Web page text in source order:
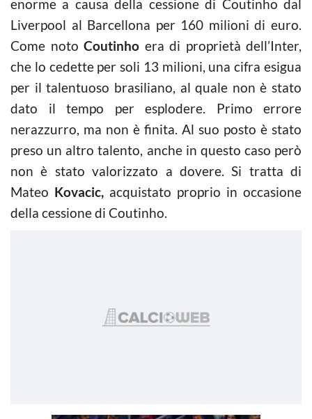
enorme a causa della cessione di Coutinho dal
Liverpool al Barcellona per 160 milioni di euro.
Come noto Coutinho era di proprietà dell’Inter,
che lo cedette per soli 13 milioni, una cifra esigua
per il talentuoso brasiliano, al quale non è stato
dato il tempo per esplodere. Primo errore
nerazzurro, ma non è finita. Al suo posto è stato
preso un altro talento, anche in questo caso però
non è stato valorizzato a dovere. Si tratta di
Mateo Kovacic, acquistato proprio in occasione
della cessione di Coutinho.